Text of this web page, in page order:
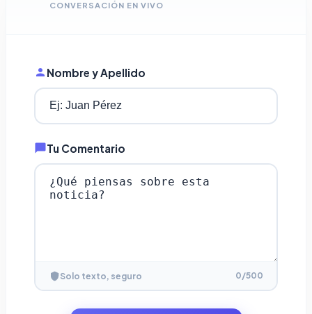
CONVERSACIÓN EN VIVO
Nombre y Apellido
Tu Comentario
Solo texto, seguro 0/500